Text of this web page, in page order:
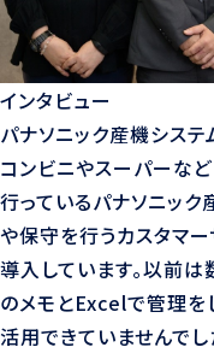
インタビュー
パナソニック産機シス
コンビニやスーパーな
行っているパナソニッ
や保守を行うカスタマ
導入しています。以前
のメモとExcelで管理を
活用できていませんで